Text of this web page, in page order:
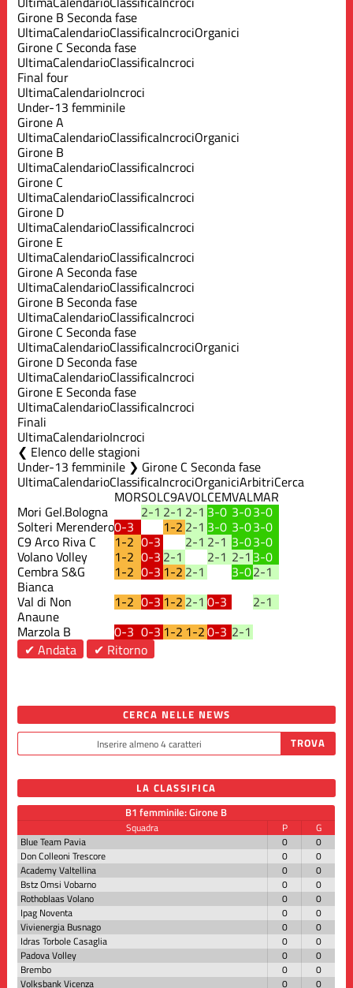
Girone B Seconda fase
UltimaCalendarioClassificaIncrociOrganici
Girone C Seconda fase
UltimaCalendarioClassificaIncroci
Final four
UltimaCalendarioIncroci
Under-13 femminile
Girone A
UltimaCalendarioClassificaIncrociOrganici
Girone B
UltimaCalendarioClassificaIncroci
Girone C
UltimaCalendarioClassificaIncroci
Girone D
UltimaCalendarioClassificaIncroci
Girone E
UltimaCalendarioClassificaIncroci
Girone A Seconda fase
UltimaCalendarioClassificaIncroci
Girone B Seconda fase
UltimaCalendarioClassificaIncroci
Girone C Seconda fase
UltimaCalendarioClassificaIncrociOrganici
Girone D Seconda fase
UltimaCalendarioClassificaIncroci
Girone E Seconda fase
UltimaCalendarioClassificaIncroci
Finali
UltimaCalendarioIncroci
Elenco delle stagioni
Under-13 femminile ❯ Girone C Seconda fase
UltimaCalendarioClassificaIncrociOrganiciArbitriCerca
MORSOLC9AVOLCEMVALMAR
Mori Gel.Bologna 2-1 2-1 2-1 3-0 3-03-0
Solteri Merendero0-3 1-2 2-1 3-0 3-03-0
C9 Arco Riva C 1-2 0-3 2-1 2-1 3-03-0
Volano Volley 1-2 0-3 2-1 2-1 2-1 3-0
Cembra S&G
Bianca
1-2 0-3 1-2 2-1 3-02-1
Val di Non
Anaune
1-2 0-3 1-2 2-1 0-3
2-1
Marzola B
0-3 0-3 1-2 1-20-3 2-1
✔ Andata
✔ Ritorno
CERCA NELLE NEWS
LA CLASSIFICA
B1 femminile: Girone B
Squadra P
G
Blue Team Pavia
0
0
Don Colleoni Trescore
0
0
Academy Valtellina
0
0
Bstz Omsi Vobarno
0
0
Rothoblaas Volano
0
0
Ipag Noventa
0
0
Vivienergia Busnago
0
0
Idras Torbole Casaglia
0
0
Padova Volley
0
0
Brembo
0
0
Volksbank Vicenza
0 0